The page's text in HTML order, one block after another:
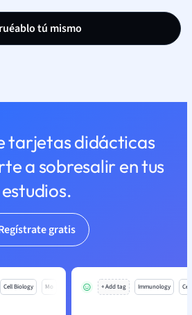
tú mismo
tarjetas didácticas
a sobresalir en tus
estudios.
gratis
Cell Biology Mo + Add tag Immunology